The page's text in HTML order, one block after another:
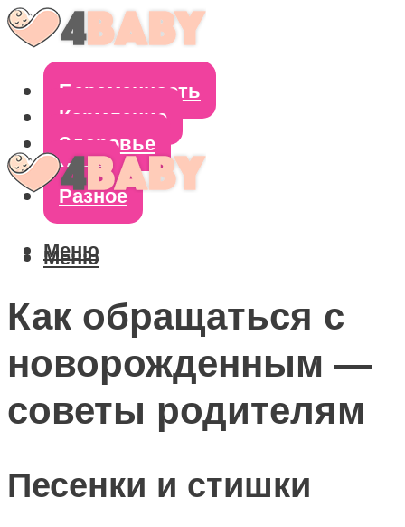
Беременность
Кормление
Здоровье
Уход
Разное
Меню
Меню
Как обращаться с
новорожденным —
советы родителям
Песенки и стишки